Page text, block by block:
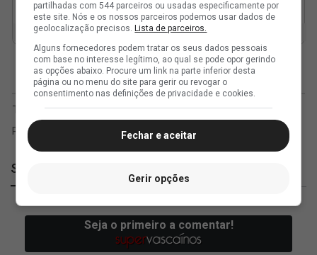
SuperVasco
partilhadas com 544 parceiros ou usadas especificamente por
este site. Nós e os nossos parceiros podemos usar dados de
geolocalização precisos. Lista de parceiros.
Alguns fornecedores podem tratar os seus dados pessoais
com base no interesse legítimo, ao qual se pode opor gerindo
as opções abaixo. Procure um link na parte inferior desta
página ou no menu do site para gerir ou revogar o
consentimento nas definições de privacidade e cookies.
Fechar e aceitar
Gerir opções